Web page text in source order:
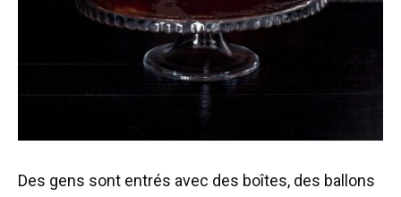
Des gens sont entrés avec des boîtes, des ballons